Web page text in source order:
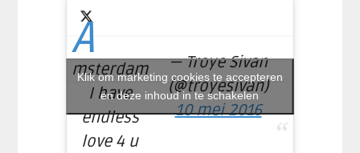
A
msterdam
I have
endless
love 4 u
— Troye Sivan
(@troyesivan)
10 mei 2016
Klik om marketing cookies te accepteren
en deze inhoud in te schakelen